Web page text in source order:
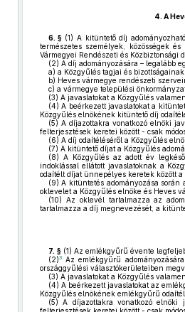
4. A
6. §(1) A kitüntető díj
természetes személyek, közösségek
Vármegyei Rendészeti és Közbiztonsági
(2) A díj adományozására – legalább
a) a Közgyűlés tagjai és
b) Heves vármegye rendészeti
c) a vármegye települési
(3) A javaslatokat a Közgyűlés
(4) A beérkezett javaslatokat a
Közgyűlés elnökének kitüntető díj
(5) A díjazottakra vonatkozó elnöki
felterjesztések keretei között - csak
(6) A díj odaítéléséről a Közgyűlés
(7) A kitüntető díjat a Közgyűlés
(8) A Közgyűlés az adott év
indoklással ellátott javaslatoknak a
odaítélt díjat ünnepélyes keretek között a
(9) A kitüntetés adományozása
oklevelet a Közgyűlés elnöke és Heves
(10) Az oklevél tartalmazza az
tartalmazza a díj megnevezését, a
7. §(1) Az emlékgyűrű évente
(2)3Az emlékgyűrű
országgyűlési választókerületeiben
(3) A javaslatokat a Közgyűlés
(4) A beérkezett javaslatokat az
Közgyűlés elnökének emlékgyűrű
(5) A díjazottakra vonatkozó